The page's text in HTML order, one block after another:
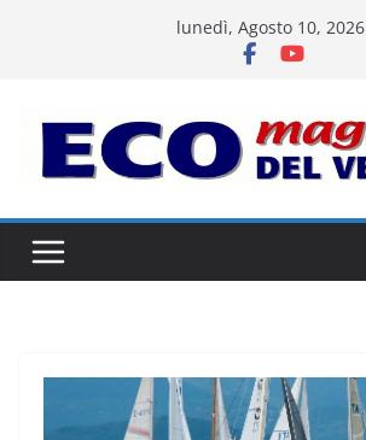
lunedì, Agosto 10, 2026